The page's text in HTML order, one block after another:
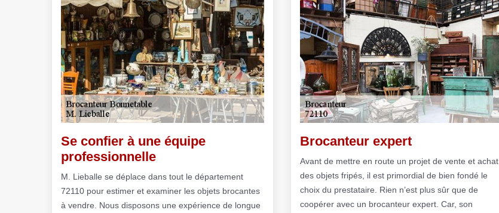
Se confier à une équipe
professionnelle
M. Lieballe se déplace dans tout le département
72110 pour estimer et examiner les objets brocantes
à vendre. Nous disposons une expérience de longue
Brocanteur expert
Avant de mettre en route un projet de vente et achat
des objets fripés, il est primordial de bien fondé le
choix du prestataire. Rien n’est plus sûr que de
coopérer avec un brocanteur expert. Car, son